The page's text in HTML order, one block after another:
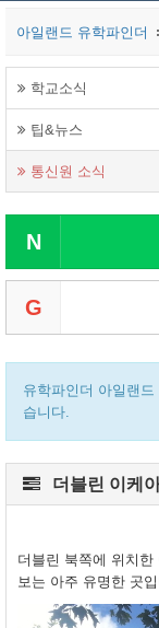
아일랜드 유학파인더
학교소식
팁&뉴스
통신원 소식
N
G
유학파인더 아일랜
습니다.
더블린 이케
더블린 북쪽에 위치
보는 아주 유명한 곳입